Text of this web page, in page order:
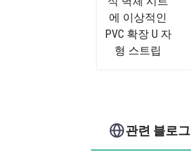
관련 블로그